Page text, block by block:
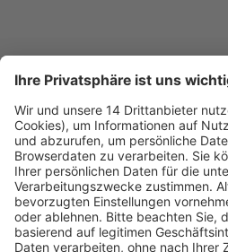
Fachmedien Recht und Wirtschaft
Ein Fachbereich der
dfv Mediengruppe